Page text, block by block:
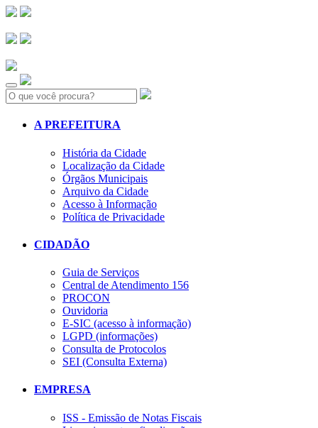
Search:
A PREFEITURA
História da Cidade
Localização da Cidade
Órgãos Municipais
Arquivo da Cidade
Acesso à Informação
Política de Privacidade
CIDADÃO
Guia de Serviços
Central de Atendimento 156
PROCON
Ouvidoria
E-SIC (acesso à informação)
LGPD (informações)
Consulta de Protocolos
SEI (Consulta Externa)
EMPRESA
ISS - Emissão de Notas Fiscais